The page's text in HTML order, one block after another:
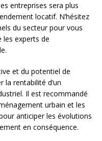
entreprises sera plus
locatif. N’hésitez
du secteur pour vous
experts de
et du potentiel de
la rentabilité d’un
Il est recommandé
urbain et les
anticiper les évolutions
en conséquence.